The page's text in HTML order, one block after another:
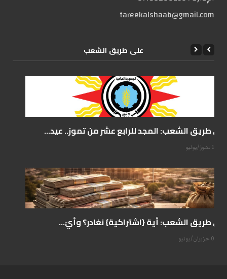
tareekalshaab@gmail.com
علی طریق الشعب
على طريق الشعب: المجد للرابع عشر من تموز.. عيد...
14 تموز/يوليو
على طريق الشعب: أية {اشتراكية} نغادر؟ وأيّ...
07 حزيران/يونيو